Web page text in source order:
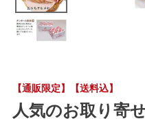
【通販限定】【送料込】
人気のお取り寄